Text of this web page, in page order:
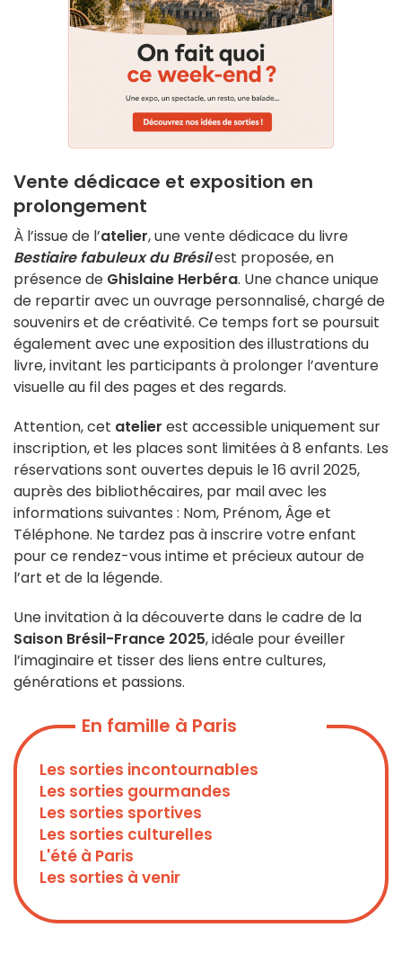
Vente dédicace et exposition en
prolongement
À l’issue de l’atelier, une vente dédicace du livre
Bestiaire fabuleux du Brésilest proposée, en
présence de Ghislaine Herbéra. Une chance unique
de repartir avec un ouvrage personnalisé, chargé de
souvenirs et de créativité. Ce temps fort se poursuit
également avec une exposition des illustrations du
livre, invitant les participants à prolonger l’aventure
visuelle au fil des pages et des regards.
Attention, cet atelier est accessible uniquement sur
inscription, et les places sont limitées à 8 enfants. Les
réservations sont ouvertes depuis le 16 avril 2025,
auprès des bibliothécaires, par mail avec les
informations suivantes : Nom, Prénom, Âge et
Téléphone. Ne tardez pas à inscrire votre enfant
pour ce rendez-vous intime et précieux autour de
l’art et de la légende.
Une invitation à la découverte dans le cadre de la
Saison Brésil-France 2025, idéale pour éveiller
l’imaginaire et tisser des liens entre cultures,
générations et passions.
En famille à Paris
Les sorties incontournables
Les sorties gourmandes
Les sorties sportives
Les sorties culturelles
L'été à Paris
Les sorties à venir